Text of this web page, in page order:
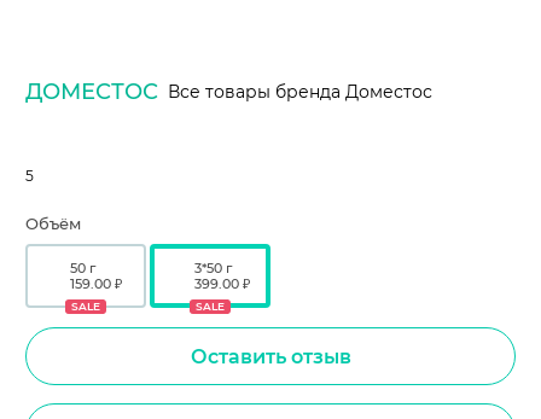
ДОМЕСТОС Все товары бренда Доместос
5
Объём
50 г
159.00 ₽
SALE
3*50 г
399.00 ₽
SALE
Оставить отзыв